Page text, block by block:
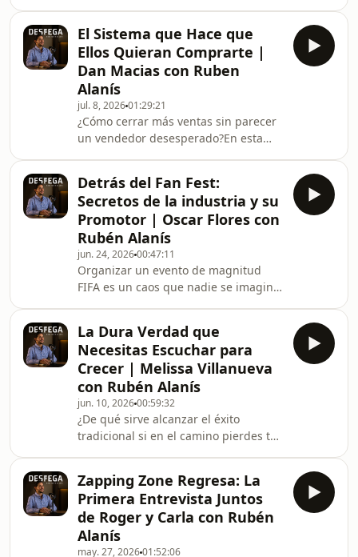
influencia, atención y la forma en la
que nuestr
ama.Hablamos de emprendimiento,
negocio gastronómico, restaurantes y
la importancia del servicio al cliente
para crear una experiencia
inolvidable.Si estás en
emprendimiento, quieres abrir un
restaurante o mejorar tu marca, este
episodio está lleno de consejos prác
El Sistema que Hace que
Ellos Quieran Comprarte |
Dan Macias con Ruben
Alanís
jul. 8, 202601:29:21
¿Cómo cerrar más ventas sin parecer
un vendedor desesperado?En esta
Colombia y uno de los mayores
expertos en ventas consultivas de
Latinoamérica.Dan nos revela los
secretos del Sistema Sadler: una
metodología probada que te permite
vender actuando como un asesor de
confianza, en lugar de usar tácticas
agresivas o presión.Siguenos:h
Detrás del Fan Fest:
Secretos de la industria y su
Promotor | Oscar Flores con
Rubén Alanís
jun. 24, 202600:47:11
Organizar un evento de magnitud
FIFA es un caos que nadie se imagina.
la cortina y revelar los secretos, las
crisis de último minuto y todo lo que
pasa detrás de cámaras en la
industria del entretenimiento. Si
quieres saber lo que realmente
cuesta hacer historia en un Mundial,
tienes que ver
esto.Siguenos:https://www.instagram.co
La Dura Verdad que
Necesitas Escuchar para
Crecer | Melissa Villanueva
con Rubén Alanís
jun. 10, 202600:59:32
¿De qué sirve alcanzar el éxito
tradicional si en el camino pierdes tu
mentora y directora de marketing en
una de las empresas de consumo más
importantes del mundo. Melissa nos
comparte las verdades más
incómodas del mundo corporativo y
Zapping Zone Regresa: La
Primera Entrevista Juntos
de Roger y Carla con Rubén
Alanís
may. 27, 202601:52:06